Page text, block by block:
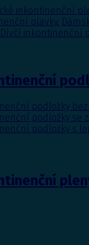
inkontinenční
plavky,
Dívčí inkontinenční
podložky
podložky se
podložky s